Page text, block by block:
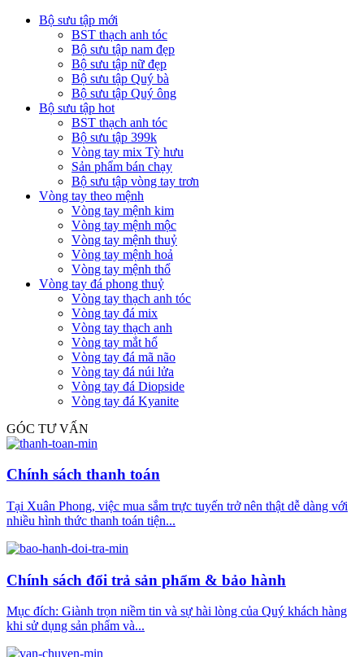
Bộ sưu tập mới
BST thạch anh tóc
Bộ sưu tập nam đẹp
Bộ sưu tập nữ đẹp
Bộ sưu tập Quý bà
Bộ sưu tập Quý ông
Bộ sưu tập hot
BST thạch anh tóc
Bộ sưu tập 399k
Vòng tay mix Tỳ hưu
Sản phẩm bán chạy
Bộ sưu tập vòng tay trơn
Vòng tay theo mệnh
Vòng tay mệnh kim
Vòng tay mệnh mộc
Vòng tay mệnh thuỷ
Vòng tay mệnh hoả
Vòng tay mệnh thổ
Vòng tay đá phong thuỷ
Vòng tay thạch anh tóc
Vòng tay đá mix
Vòng tay thạch anh
Vòng tay mắt hổ
Vòng tay đá mã não
Vòng tay đá núi lửa
Vòng tay đá Diopside
Vòng tay đá Kyanite
GÓC TƯ VẤN
Chính sách thanh toán
Tại Xuân Phong, việc mua sắm trực tuyến trở nên thật dễ dàng với
nhiều hình thức thanh toán tiện...
Chính sách đổi trả sản phẩm & bảo hành
Mục đích: Giành trọn niềm tin và sự hài lòng của Quý khách hàng
khi sử dụng sản phẩm và...